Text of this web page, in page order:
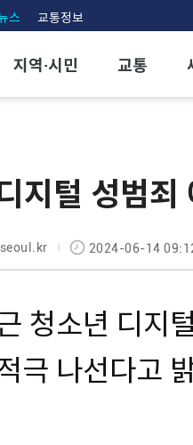
스 교통정보
지역·시민 교통
지털 성범죄
2024-06-14
청소년 디지
극 나선다고